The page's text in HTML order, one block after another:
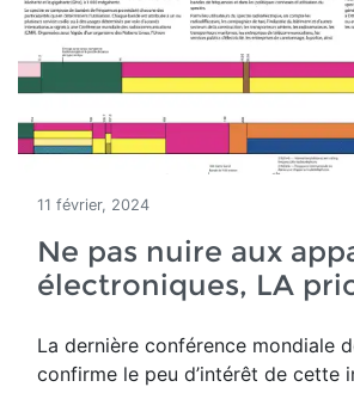
11 février, 2024
Ne pas nuire aux
électroniques, LA
La dernière conférence mondiale
confirme le peu d’intérêt de cette